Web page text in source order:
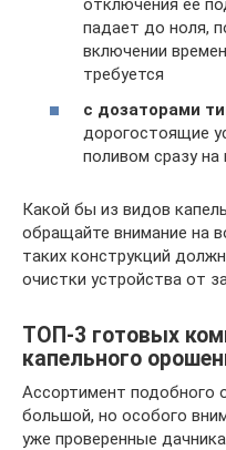
отключения ее
падает до ноля,
включении
требуется
с дозаторами
дорогостоящие
поливом сразу на
Какой бы из видов
обращайте внимание на
таких конструкций
очистки устройства от
ТОП-3 готовых
капельного
Ассортимент подобного
большой, но особого
уже проверенные